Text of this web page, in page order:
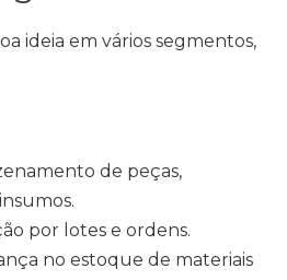
ideia em vários segmentos,
de peças,
por lotes e ordens.
no estoque de materiais